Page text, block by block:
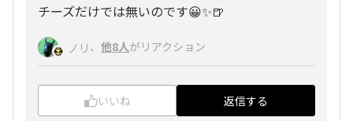
チーズだけでは無いのです😀✨🍺
ノリ 、 他8人がリアクション
いいね 返信する